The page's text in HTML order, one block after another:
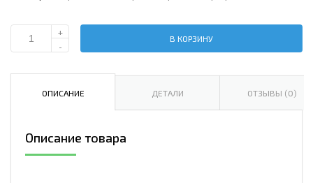
Количество
конвейеров
Н57ПГ-960,
+
-
В КОРЗИНУ
ОПИСАНИЕ ДЕТАЛИ ОТЗЫВЫ (0)
Описание товара